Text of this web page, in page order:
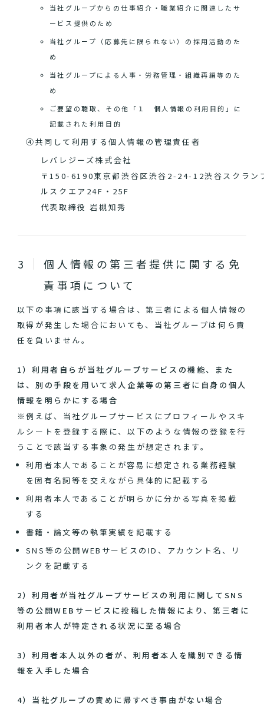
当社グループからの仕事紹介・職業紹介に関連したサ
ービス提供のため
当社グループ（応募先に限られない）の採用活動のた
め
当社グループによる人事・労務管理・組織再編等のた
め
ご要望の聴取、その他「１ 個人情報の利用目的」に
記載された利用目的
④共同して利用する個人情報の管理責任者
レバレジーズ株式会社
〒150-6190東京都渋谷区渋谷2-24-12渋谷スクラン
ルスクエア24F・25F
代表取締役 岩槻知秀
個人情報の第三者提供に関する免
責事項について
以下の事項に該当する場合は、第三者による個人情報の
取得が発生した場合においても、当社グループは何ら責
任を負いません。
1）利用者自らが当社グループサービスの機能、また
は、別の手段を用いて求人企業等の第三者に自身の個人
情報を明らかにする場合
※例えば、当社グループサービスにプロフィールやスキ
ルシートを登録する際に、以下のような情報の登録を行
うことで該当する事象の発生が想定されます。
利用者本人であることが容易に想定される業務経験
を固有名詞等を交えながら具体的に記載する
利用者本人であることが明らかに分かる写真を掲載
する
書籍・論文等の執筆実績を記載する
SNS等の公開WEBサービスのID、アカウント名、リ
ンクを記載する
2）利用者が当社グループサービスの利用に関してSNS
等の公開WEBサービスに投稿した情報により、第三者に
利用者本人が特定される状況に至る場合
3）利用者本人以外の者が、利用者本人を識別できる情
報を入手した場合
4）当社グループの責めに帰すべき事由がない場合